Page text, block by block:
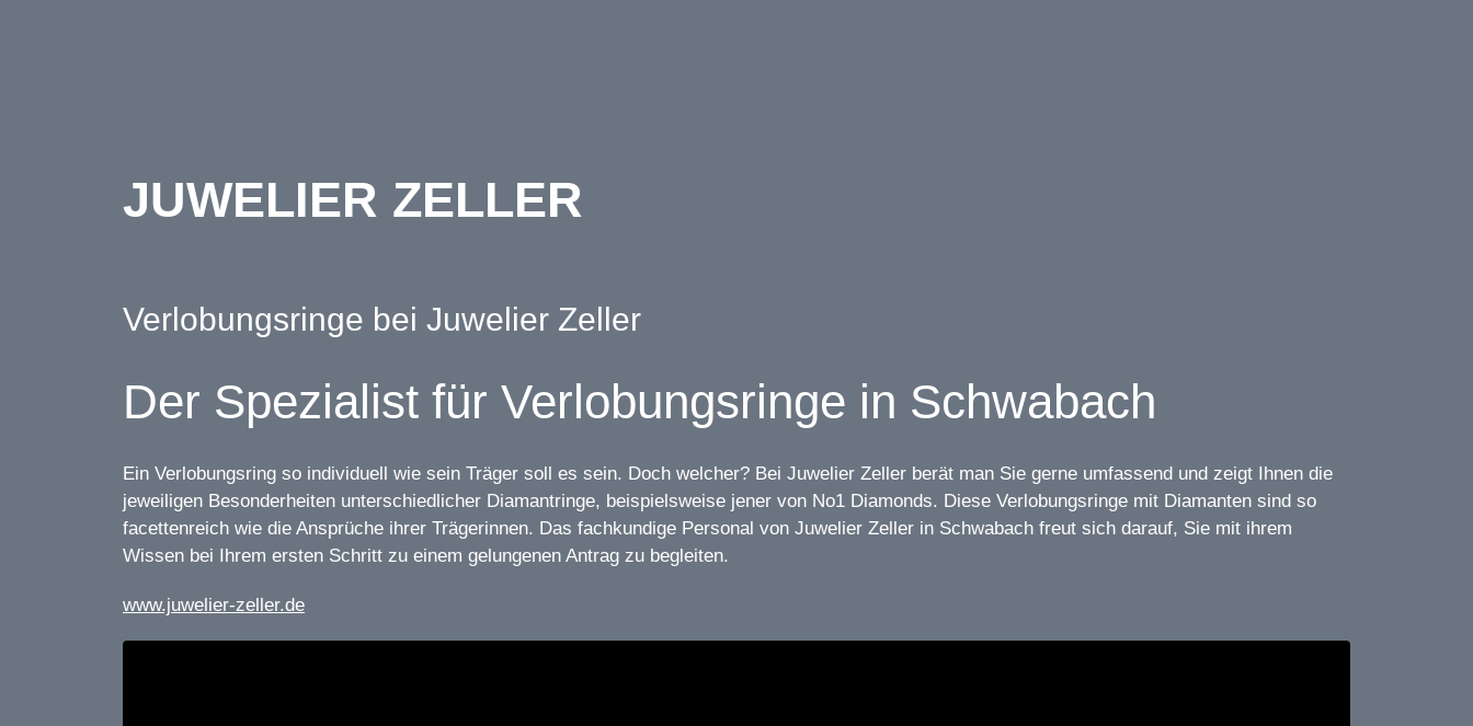
JUWELIER ZELLER
Verlobungsringe bei Juwelier Zeller
Der Spezialist für Verlobungsringe in Schwabach
Ein Verlobungsring so individuell wie sein Träger soll es sein. Doch welcher? Bei Juwelier Zeller berät man Sie gerne umfassend und zeigt Ihnen die
jeweiligen Besonderheiten unterschiedlicher Diamantringe, beispielsweise jener von No1 Diamonds. Diese Verlobungsringe mit Diamanten sind so
facettenreich wie die Ansprüche ihrer Trägerinnen. Das fachkundige Personal von Juwelier Zeller in Schwabach freut sich darauf, Sie mit ihrem
Wissen bei Ihrem ersten Schritt zu einem gelungenen Antrag zu begleiten.
www.juwelier-zeller.de